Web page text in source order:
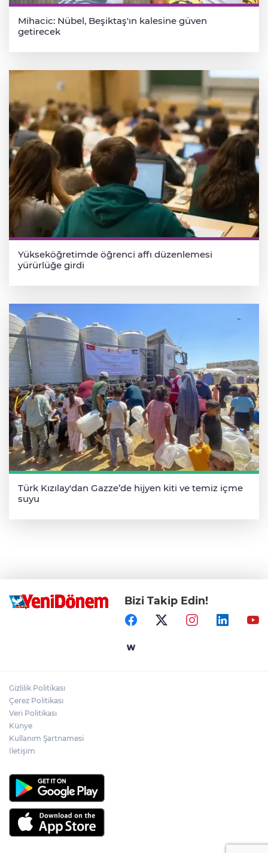
Mihacic: Nübel, Beşiktaş'ın kalesine güven
getirecek
Yükseköğretimde öğrenci affı düzenlemesi
yürürlüğe girdi
Türk Kızılay'dan Gazze’de hijyen kiti ve temiz içme
suyu
Bizi Takip Edin!
Gizlilik Politikası
Çerez Politikası
Veri Politikası
Künye
Kullanım Şartnamesi
İletişim